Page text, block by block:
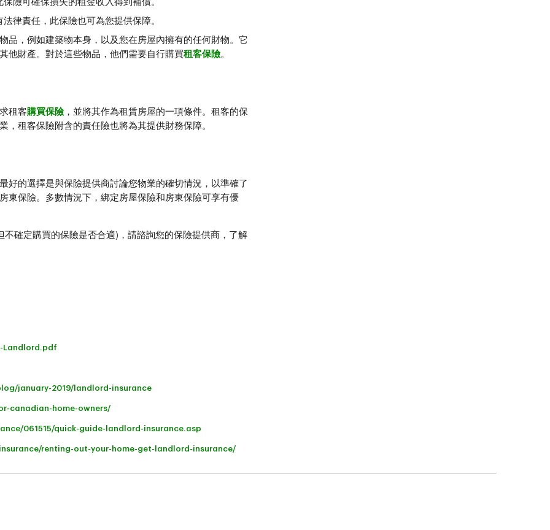
險可確保損失的租金收入得到補償。
律責任，此保險也可為您提供保障。
品，例如建築物本身，以及您在房屋內擁有的任何財物。它
他財產。對於這些物品，他們需要自行購買租客保險。
租客購買保險，並將其作為租賃房屋的一項條件。租客的保
租客保險附含的責任險也將為其提供財務保障。
好的選擇是與保險提供商討論您物業的確切情況，以準確了
東保險。多數情況下，綁定房屋保險和房東保險可享有優
確定購買的保險是否合適)，請諮詢您的保險提供商，了解
Landlord.pdf
january-2019/landlord-insurance
canadian-home-owners/
061515/quick-guide-landlord-insurance.asp
renting-out-your-home-get-landlord-insurance/